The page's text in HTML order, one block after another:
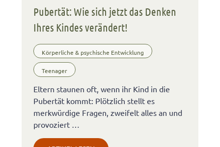
Pubertät: Wie sich jetzt das Denken
Ihres Kindes verändert!
Körperliche & psychische Entwicklung
Teenager
Eltern staunen oft, wenn ihr Kind in die
Pubertät kommt: Plötzlich stellt es
merkwürdige Fragen, zweifelt alles an und
provoziert …